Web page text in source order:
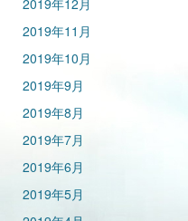
2019年12月
2019年11月
2019年10月
2019年9月
2019年8月
2019年7月
2019年6月
2019年5月